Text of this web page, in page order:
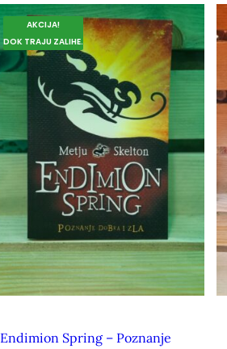
AKCIJA!
DOK TRAJU ZALIHE.
Endimion Spring – Poznanje